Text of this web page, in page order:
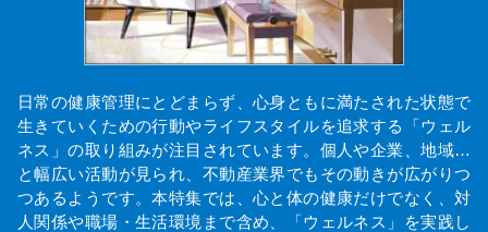
日常の健康管理にとどまらず、心身ともに満たされた状態で
生きていくための行動やライフスタイルを追求する「ウェル
ネス」の取り組みが注目されています。個人や企業、地域…
と幅広い活動が見られ、不動産業界でもその動きが広がりつ
つあるようです。本特集では、心と体の健康だけでなく、対
人関係や職場・生活環境まで含め、「ウェルネス」を実践し